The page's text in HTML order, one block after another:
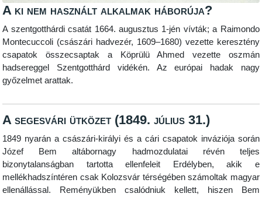
A ki nem használt alkalmak háborúja?
A szentgotthárdi csatát 1664. augusztus 1-jén vívták; a Raimondo
Montecuccoli (császári hadvezér, 1609–1680) vezette keresztény
csapatok összecsaptak a Köprülü Ahmed vezette oszmán
hadsereggel Szentgotthárd vidékén. Az európai hadak nagy
győzelmet arattak.
A segesvári ütközet (1849. július 31.)
1849 nyarán a császári-királyi és a cári csapatok inváziója során
Józef Bem altábornagy hadmozdulatai révén teljes
bizonytalanságban tartotta ellenfeleit Erdélyben, akik e
mellékhadszíntéren csak Kolozsvár térségében számoltak magyar
ellenállással. Reményükben csalódniuk kellett, hiszen Bem